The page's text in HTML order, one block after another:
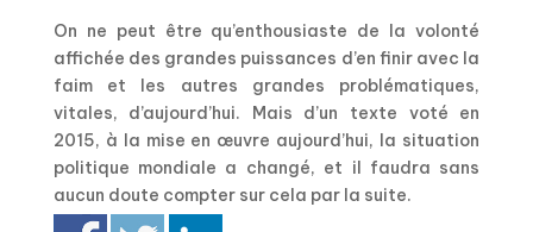
On ne peut être qu’enthousiaste de la volonté
affichée des grandes puissances d’en finir avec la
faim et les autres grandes problématiques,
vitales, d’aujourd’hui. Mais d’un texte voté en
2015, à la mise en œuvre aujourd’hui, la situation
politique mondiale a changé, et il faudra sans
aucun doute compter sur cela par la suite.